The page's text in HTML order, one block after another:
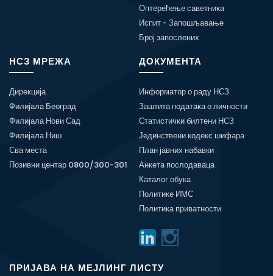
Оптерећење саветника
Испит - Запошљавање
Број запослених
НСЗ МРЕЖА
Дирекција
Филијала Београд
Филијала Нови Сад
Филијала Ниш
Сва места
Позивни центар 0800/300-301
ДОКУМЕНТА
Информатор о раду НСЗ
Заштита података о личности
Статистички билтени НСЗ
Јединствени кодекс шифара
План јавних набавки
Анкета послодаваца
Каталог обука
Политике ИМС
Политика приватности
ПРИЈАВА НА МЕЈЛИНГ ЛИСТУ